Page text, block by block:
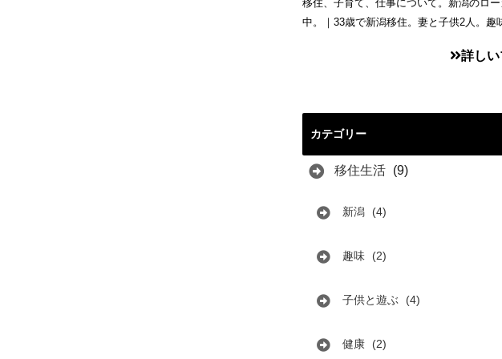
移住、子育て、仕事について。新潟のロ
中。｜33歳で新潟移住。妻と子供2人。趣
詳し
カテゴリー
移住生活 (9)
新潟 (4)
趣味 (2)
子供と遊ぶ (4)
健康 (2)